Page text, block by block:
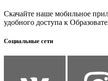
Скачайте наше мобильное
удобного доступа к
Социальные сети